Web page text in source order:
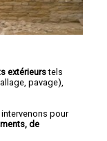
extérieurstels
pavage),
pour
de